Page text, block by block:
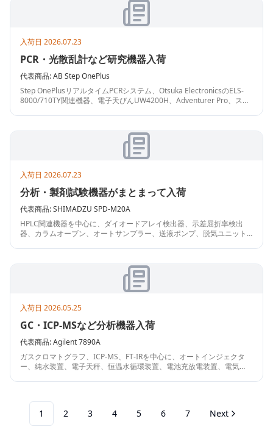
入荷日 2026.07.23
PCR・光散乱計など研究機器入荷
代表商品:ABStep OnePlus
Step OnePlusリアルタイムPCRシステム、Otsuka ElectronicsのELS-
8000/710TY関連機器、電子天びんUW4200H、Adventurer Pro、スタ
入荷日 2026.07.23
分析・製剤試験機器がまとまって入荷
代表商品:SHIMADZU SPD-M20A
HPLC関連機器を中心に、ダイオードアレイ検出器、示差屈折率検出
器、カラムオーブン、オートサンプラー、送液ポンプ、脱気ユニット
入荷日 2026.05.25
GC・ICP-MSなど分析機器入荷
代表商品:Agilent7890A
ガスクロマトグラフ、ICP-MS、FT-IRを中心に、オートインジェクタ
ー、純水装置、電子天秤、恒温水循環装置、電池充放電装置、電気
1 2 3 4 5 6 7 Next